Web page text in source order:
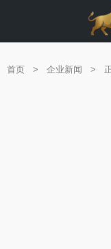
首页 > 企业新闻 >